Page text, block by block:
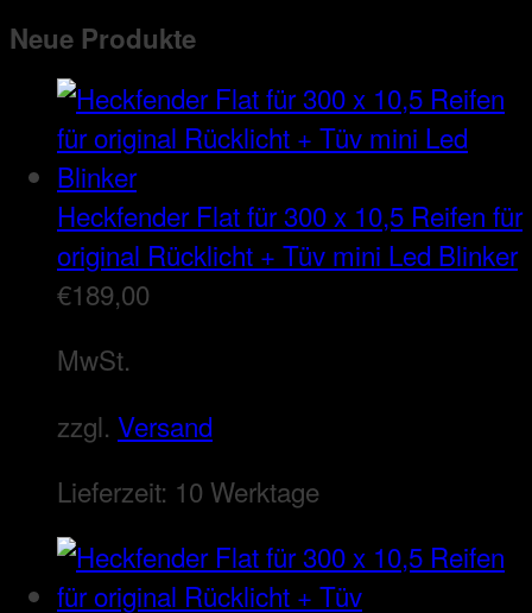
Neue Produkte
Heckfender Flat für 300 x 10,5 Reifen für
original Rücklicht + Tüv mini Led Blinker
€189,00
MwSt.
zzgl. Versand
Lieferzeit: 10 Werktage